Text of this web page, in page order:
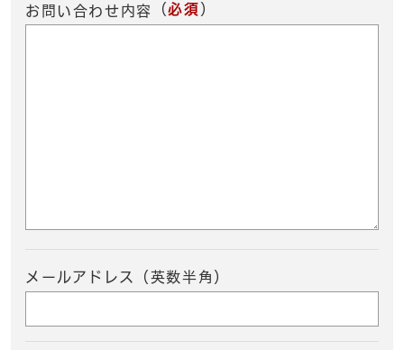
お問い合わせ内容 （必須 ）
メールアドレス（英数半角）